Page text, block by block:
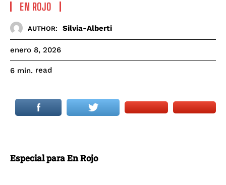
EN ROJO
AUTHOR: Silvia-Alberti
enero 8, 2026
6 min. read
Especial para En Rojo